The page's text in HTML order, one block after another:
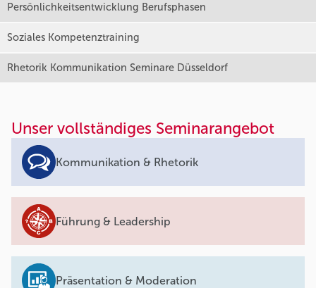
Persönlichkeitsentwicklung Berufsphasen
Soziales Kompetenztraining
Rhetorik Kommunikation Seminare Düsseldorf
Unser vollständiges Seminarangebot
Kommunikation & Rhetorik
Führung & Leadership
Präsentation & Moderation